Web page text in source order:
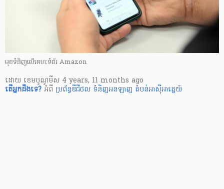
មុខទំនិញលើគេហៈទំព័រ Amazon
ដោយ ​ ខេមបូណូមីស 4 years, 11 months ago
តើ​អ្នក​ដឹងទេ? អំពី ប្រព័ន្ធឌីជីថល ទំនិញអនឡាញ តំបន់អាស៊ីអាគ្នេយ៍